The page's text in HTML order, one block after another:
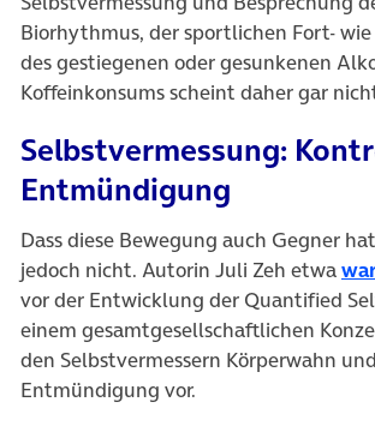
Biorhythmus, der sportlichen Fort-
des gestiegenen oder gesunkenen
Koffeinkonsums scheint daher gar
Selbstvermessung:
Entmündigung
Dass diese Bewegung auch Gegner
jedoch nicht. Autorin Juli Zeh etwa
vor der Entwicklung der Quantified
einem gesamtgesellschaftlichen
den Selbstvermessern Körperwahn und
Entmündigung vor.